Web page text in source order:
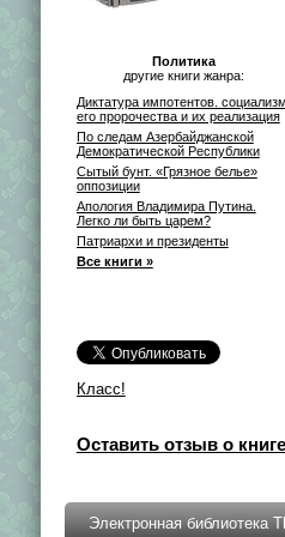
Политика
другие книги жанра:
Диктатура импотентов. социализм,
его пророчества и их реализация
По следам Азербайджанской
Демократической Республики
Сытый бунт. «Грязное белье»
оппозиции
Апология Владимира Путина.
Легко ли быть царем?
Патриархи и президенты
Все книги »
Класс!
Оставить отзыв о книге
Электронная библиотека